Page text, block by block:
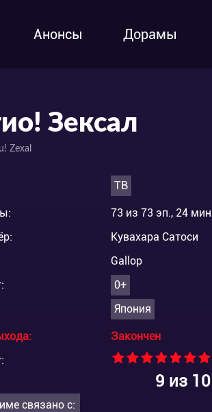
Анонсы Дорамы
Зексал
Zexal
ТВ
73 из 73 эп., 24 мин
Кувахара Сатоси
Gallop
0+
Япония
Закончен
9 из 10
связано с: